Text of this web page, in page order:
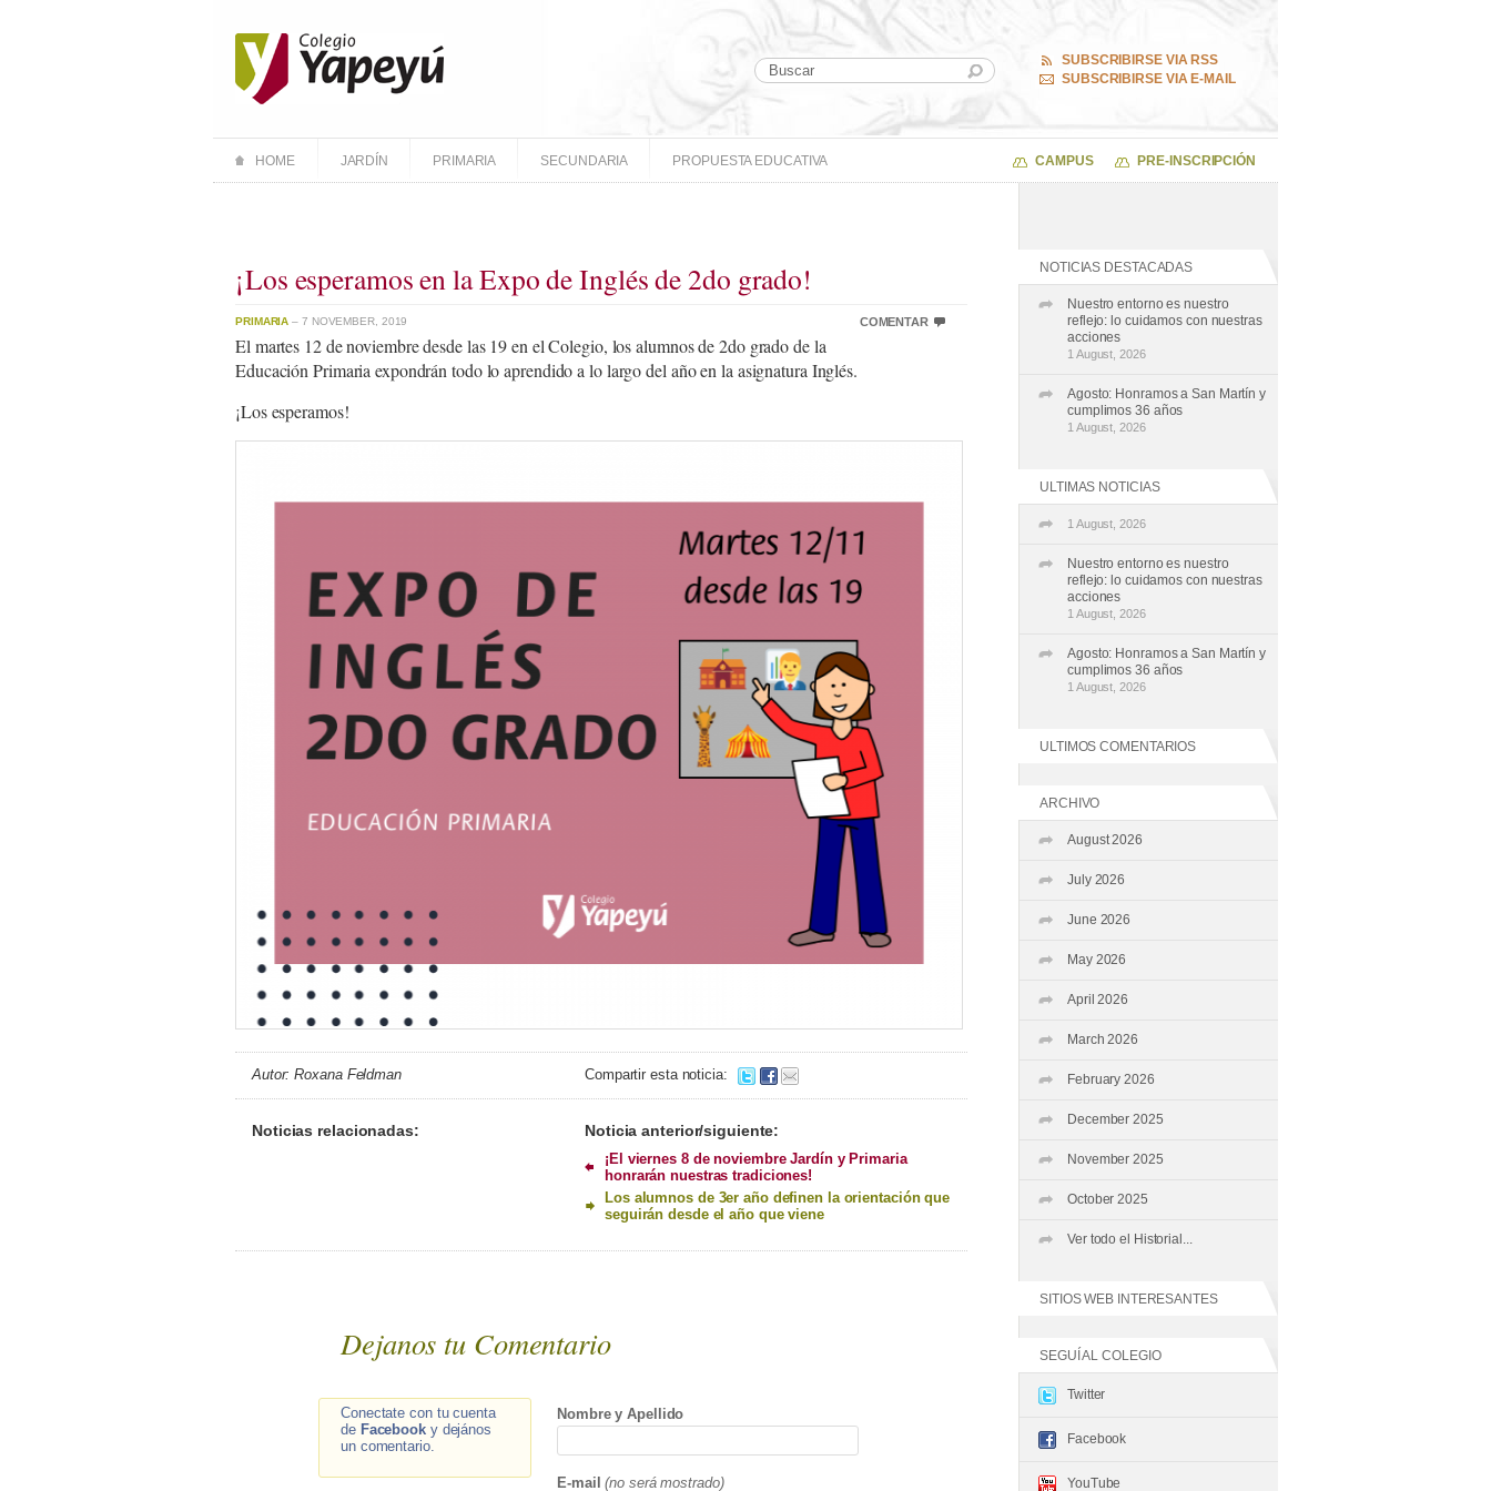
SUBSCRIBIRSE VIA RSS
SUBSCRIBIRSE VIA E-MAIL
HOME JARDÍN PRIMARIA SECUNDARIA PROPUESTA EDUCATIVA CAMPUS PRE-INSCRIPCIÓN
¡Los esperamos en la Expo de Inglés de 2do grado!
PRIMARIA – 7 NOVEMBER, 2019 COMENTAR
El martes 12 de noviembre desde las 19 en el Colegio, los alumnos de 2do grado de la
Educación Primaria expondrán todo lo aprendido a lo largo del año en la asignatura Inglés.
¡Los esperamos!
Autor: Roxana Feldman Compartir esta noticia:
Noticias relacionadas: Noticia anterior/siguiente:
¡El viernes 8 de noviembre Jardín y Primaria
honrarán nuestras tradiciones!
Los alumnos de 3er año definen la orientación que
seguirán desde el año que viene
Dejanos tu Comentario
Conectate con tu cuenta
de Facebooky dejános
un comentario.
Nombre y Apellido
E-mail (no será mostrado)
NOTICIAS DESTACADAS
Nuestro entorno es nuestro
reflejo: lo cuidamos con nuestras
acciones
1 August, 2026
Agosto: Honramos a San Martín y
cumplimos 36 años
1 August, 2026
ULTIMAS NOTICIAS
1 August, 2026
Nuestro entorno es nuestro
reflejo: lo cuidamos con nuestras
acciones
1 August, 2026
Agosto: Honramos a San Martín y
cumplimos 36 años
1 August, 2026
ULTIMOS COMENTARIOS
ARCHIVO
August 2026
July 2026
June 2026
May 2026
April 2026
March 2026
February 2026
December 2025
November 2025
October 2025
Ver todo el Historial...
SITIOS WEB INTERESANTES
SEGUÍ AL COLEGIO
Twitter
Facebook
YouTube